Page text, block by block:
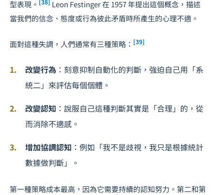
型表現。 [38] Leon Festinger 在 1957 年提出這個概念，描述
當我們的信念、態度或行為彼此矛盾時所產生的心理不適。
面對這種失調，人們通常有三種策略： [39]
改變行為 ：刻意抑制自動化的判斷，強迫自己用「系
統二」來評估每個個體。
改變認知 ：說服自己這種判斷其實是「合理」的，從
而消除不適感。
增加協調認知 ：例如「我不是歧視，我只是根據統計
數據做判斷」。
第一種策略成本最高，因為它需要持續的認知努力。第二和第